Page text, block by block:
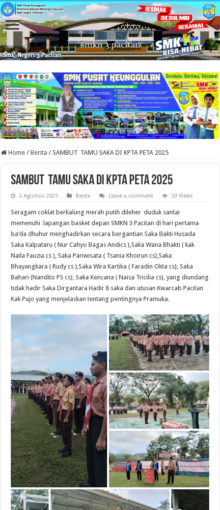
Home / Berita / SAMBUT TAMU SAKA DI KPTA PETA 2025
SAMBUT TAMU SAKA DI KPTA PETA 2025
2 Agustus 2025 Berita Leave a comment 53 Views
Seragam coklat berkalung merah putih dileher duduk santai
memenuhi lapangan basket depan SMKN 3 Pacitan di hari pertama
ba’da dhuhur menghadirkan secara bergantian Saka Bakti Husada
Saka Kalpataru ( Nur Cahyo Bagas Andics ),Saka Wana Bhakti ( kak
Naila Fauzia cs ), Saka Pariwisata ( Tsania Khoirun cs),Saka
Bhayangkara ( Rudy cs ),Saka Wira Kartika ( Faradin Okta cs), Saka
Bahari (Nandito PS cs), Saka Kencana ( Naisa Tricilia cs), yang diundang
tidak hadir Saka Dirgantara Hadir 8 saka dan utusan Kwarcab Pacitan
Kak Pujo yang menjelaskan tentang pentingnya Pramuka.